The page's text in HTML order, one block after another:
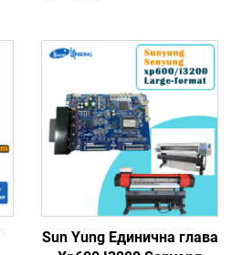
Sun Yung Единична глава